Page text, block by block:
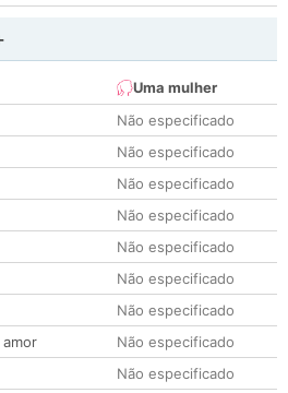
Uma mulher
Não especificado
Não especificado
Não especificado
Não especificado
Não especificado
Não especificado
Não especificado
Não especificado
Não especificado